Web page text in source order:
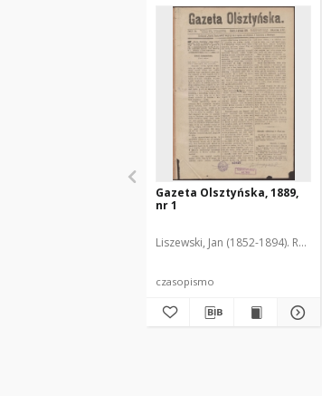
Gazeta Olsztyńska, 1889,
nr 1
Liszewski, Jan (1852-1894). Red.
czasopismo